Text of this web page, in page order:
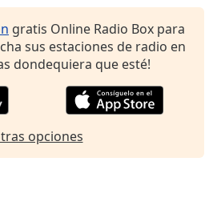
gratis Online Radio Box para
sus estaciones de radio en
dondequiera que esté!
opciones